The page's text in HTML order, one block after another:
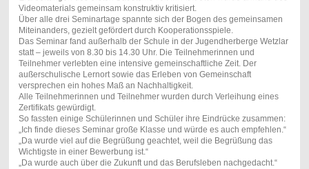
Videomaterials gemeinsam konstruktiv kritisiert.
Über alle drei Seminartage spannte sich der Bogen des gemeinsamen
Miteinanders, gezielt gefördert durch Kooperationsspiele.
Das Seminar fand außerhalb der Schule in der Jugendherberge Wetzlar
statt – jeweils von 8.30 bis 14.30 Uhr. Die Teilnehmerinnen und
Teilnehmer verlebten eine intensive gemeinschaftliche Zeit. Der
außerschulische Lernort sowie das Erleben von Gemeinschaft
versprechen ein hohes Maß an Nachhaltigkeit.
Alle Teilnehmerinnen und Teilnehmer wurden durch Verleihung eines
Zertifikats gewürdigt.
So fassten einige Schülerinnen und Schüler ihre Eindrücke zusammen:
„Ich finde dieses Seminar große Klasse und würde es auch empfehlen.“
„Da wurde viel auf die Begrüßung geachtet, weil die Begrüßung das
Wichtigste in einer Bewerbung ist.“
„Da wurde auch über die Zukunft und das Berufsleben nachgedacht.“